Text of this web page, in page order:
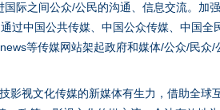
际之间公众/公民的沟通、信息交流。加
过中国公共传媒、中国公众传媒、中国
等传媒网站架起政府和媒体/公众/民
影视文化传媒的新媒体有生力，借助全